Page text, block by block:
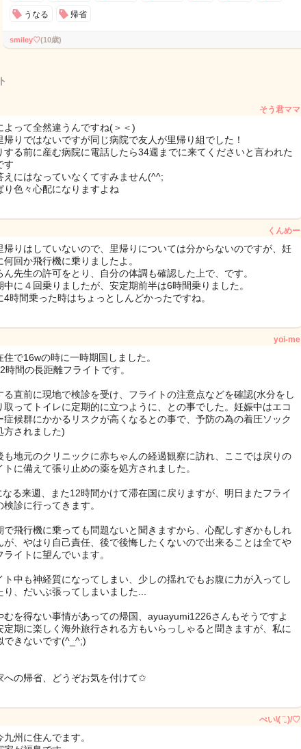
うなる 帰省
smiley♡(10歳)
そう君ママ
よって全然違うんですね(＞＜)
帰りではないですが同じ病院で友人が里帰り組でした！
する前に産む病院に電話したら34週までに来てくださいと言われた
す
えにはなっていなくてすみません(^^;
り色々心配になりますよね
くんめー
帰りはしていないので、里帰りについては分からないのですが、妊
何回か飛行機に乗りましたよ。
ん先生の許可をとり、自分の体調も確認した上で、です。
中に４回乗りましたが、安定期前半は6時間乗りました。
4時間乗った時はちょっとしんどかったですね。
yoi-me
住で16wの時に一時期国しました。
時間の長距離フライトです。
る直前に現地で検診を受け、フライトの注意点などを確認(水分をし
取ってトイレに定期的に立つように、との事でした。妊娠中はエコ
症候群にかかるリスクが高くなるとの事で、予防の為の着圧ソック
方されました)
も地元のクリニックに赤ちゃんの経過観察に訪れ、ここでは戻りの
トに備えて張り止めの薬を処方されました。
なる来週、また12時間かけて滞在国に戻りますが、明日またフライ
検診に行ってきます。
で飛行機に乗っても問題ないと聞きますから、心配しすぎかもしれ
が、やはり自己責任、後で後悔したくないので出来ることは全てや
ライトに望んでいます。
ト中も神経質になってしまい、少しの揺れでもお腹に力が入ってし
り、だいぶ張ってしまいました...
むを得ない事情があっての帰国、ayuayumi1226さんもそうですよ
定期に楽しく海外旅行される方もいらっしゃると聞きますが、私に
できないです(^_^;)
への帰省、どうぞお気を付けて✩
ぺい\( ¨̮ )/♡
九州に住んでます。